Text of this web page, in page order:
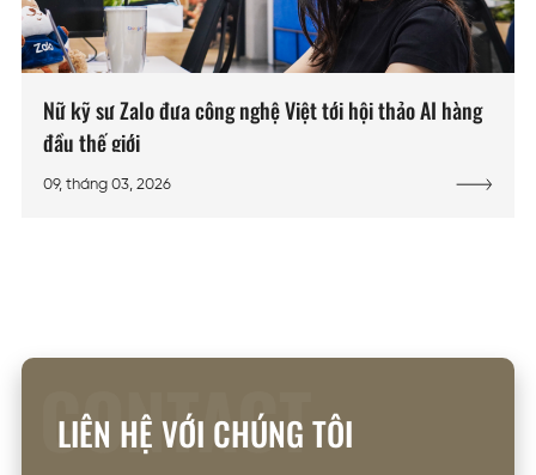
Nữ kỹ sư Zalo đưa công nghệ Việt tới hội thảo AI hàng
đầu thế giới
09, tháng 03, 2026
CONTACT
LIÊN HỆ VỚI CHÚNG TÔI